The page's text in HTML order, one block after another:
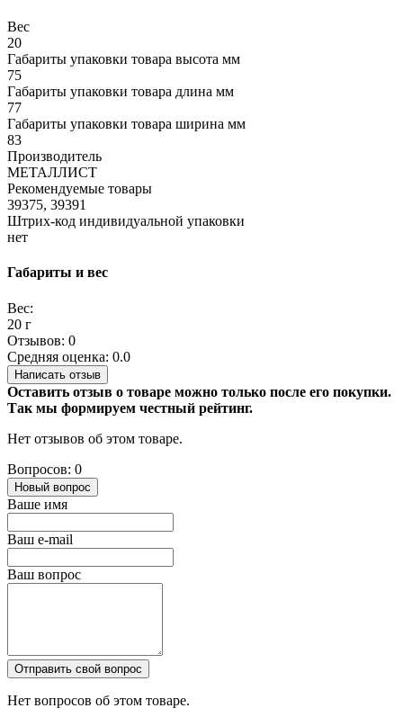
Вес
20
Габариты упаковки товара высота мм
75
Габариты упаковки товара длина мм
77
Габариты упаковки товара ширина мм
83
Производитель
МЕТАЛЛИСТ
Рекомендуемые товары
39375, 39391
Штрих-код индивидуальной упаковки
нет
Габариты и вес
Вес:
20 г
Отзывов: 0
Средняя оценка: 0.0
Написать отзыв
Оставить отзыв о товаре можно только после его покупки.
Так мы формируем честный рейтинг.
Нет отзывов об этом товаре.
Вопросов: 0
Новый вопрос
Ваше имя
Ваш e-mail
Ваш вопрос
Отправить свой вопрос
Нет вопросов об этом товаре.